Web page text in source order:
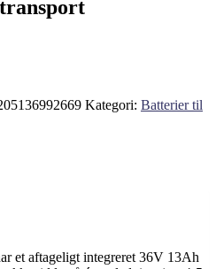
Kategori: Batterier til
et aftageligt integreret 36V 13Ah